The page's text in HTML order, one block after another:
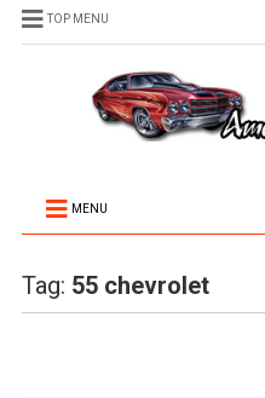
TOP MENU
MENU
Tag: 55 chevrolet